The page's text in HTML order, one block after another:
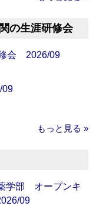
の生涯研修会
会 2026/09
もっと見る »
学部 オープンキ
09